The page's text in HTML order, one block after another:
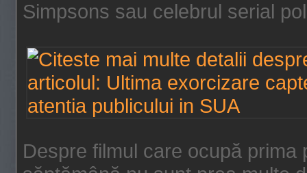
Simpsons sau celebrul serial
Despre filmul care ocupă